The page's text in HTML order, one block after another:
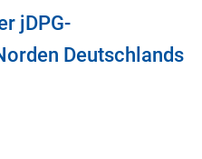
jDPG-
Deutschlands